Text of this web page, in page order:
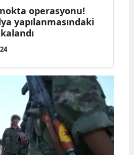
Şanlıurfa
Uşak
Yozgat
operasyonu!
yapılanmasındaki